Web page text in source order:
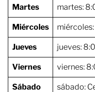
Martes martes:
Miércoles
Jueves jueves:
Viernes viernes:
Sábado sábado: